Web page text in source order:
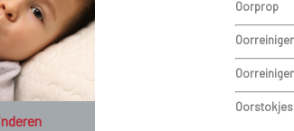
Oorprop
Oorstokjes